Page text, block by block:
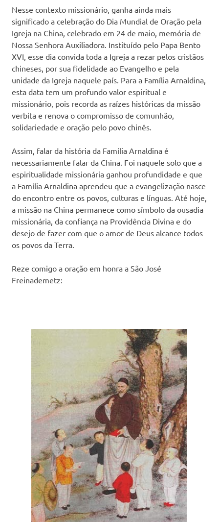
Nesse contexto missionário, ganha ainda mais
significado a celebração do Dia Mundial de Oração pela
Igreja na China, celebrado em 24 de maio, memória de
Nossa Senhora Auxiliadora. Instituído pelo Papa Bento
XVI, esse dia convida toda a Igreja a rezar pelos cristãos
chineses, por sua fidelidade ao Evangelho e pela
unidade da Igreja naquele país. Para a Família Arnaldina,
esta data tem um profundo valor espiritual e
missionário, pois recorda as raízes históricas da missão
verbita e renova o compromisso de comunhão,
solidariedade e oração pelo povo chinês.
Assim, falar da história da Família Arnaldina é
necessariamente falar da China. Foi naquele solo que a
espiritualidade missionária ganhou profundidade e que
a Família Arnaldina aprendeu que a evangelização nasce
do encontro entre os povos, culturas e línguas. Até hoje,
a missão na China permanece como símbolo da ousadia
missionária, da confiança na Providência Divina e do
desejo de fazer com que o amor de Deus alcance todos
os povos da Terra.
Reze comigo a oração em honra a São José
Freinademetz: